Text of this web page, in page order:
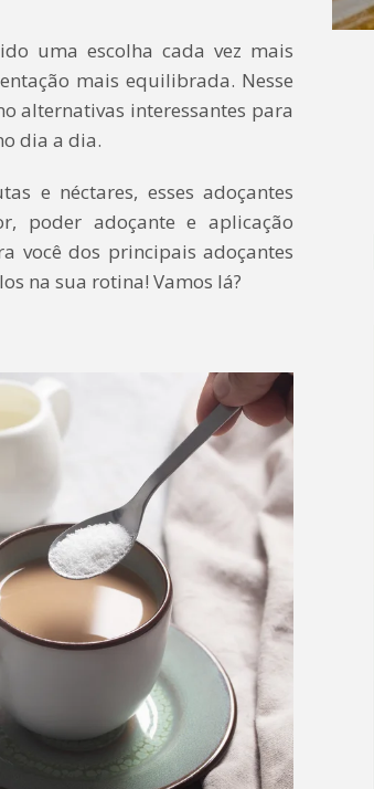
uma escolha cada vez mais
mais equilibrada. Nesse
alternativas interessantes para
dia a dia.
e néctares, esses adoçantes
poder adoçante e aplicação
você dos principais adoçantes
na sua rotina! Vamos lá?